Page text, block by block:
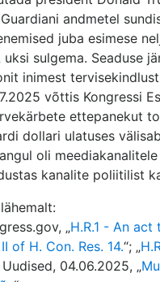
andmetel
juba esimese
uksi sulgema. Seaduse
inimest
võttis Kongressi
ettepanekut
dollari ulatuses
oli
kanalite poliitilist
„H.R.1 - An
of H. Con. Res. 14.“; „
Uudised, 04.06.2025, „